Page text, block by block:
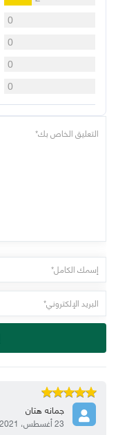
0
0
0
0
جمانه هتان
23 أغسطس، 2021